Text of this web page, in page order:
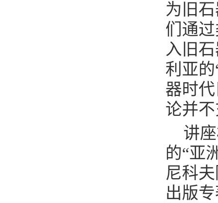
为旧
们通
入旧
利亚
器时
论并
讲
的“亚
尼科
出版